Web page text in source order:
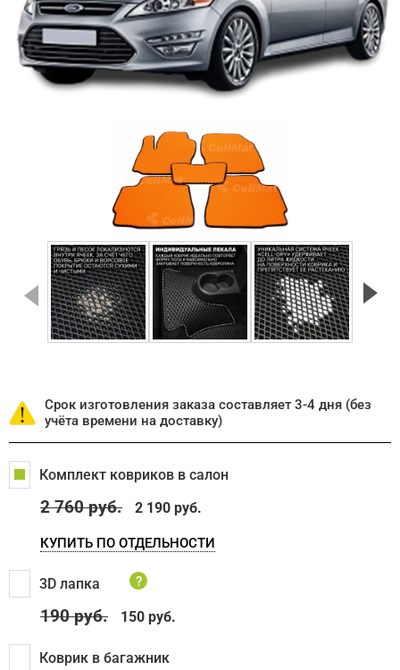
Срок изготовления заказа составляет 3-4 дня (без
учёта времени на доставку)
Комплект ковриков в салон
2 760руб. 2 190 руб.
КУПИТЬ ПО ОТДЕЛЬНОСТИ
3D лапка
190руб. 150 руб.
?
Коврик в багажник